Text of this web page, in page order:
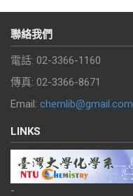
聯絡我們
電話: 02-3366-1160
傳真: 02-3366-8671
Email: chemlib@gmail.com
LINKS
-